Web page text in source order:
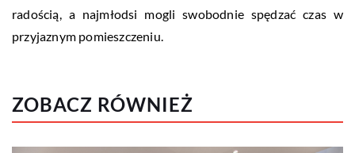
radością, a najmłodsi mogli swobodnie spędzać czas w
przyjaznym pomieszczeniu.
ZOBACZ RÓWNIEŻ